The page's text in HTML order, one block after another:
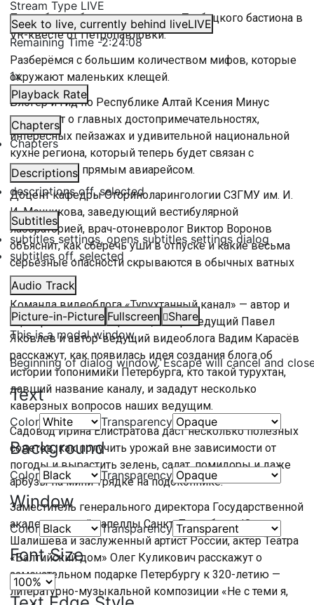
Stream Type LIVE
Seek to live, currently behind liveLIVE
Remaining Time-2:24:08
1x
Playback Rate
Chapters
Chapters
Descriptions
descriptions off, selected
Subtitles
subtitles settings, opens subtitles settings dialog
subtitles off, selected
Audio Track
Picture-in-Picture Fullscreen
Share
This is a modal window.
Beginning of dialog window. Escape will cancel and
Text
Color Transparency
Background
Color Transparency
Window
Color Transparency
Font Size
Попробуем сбежать из тюрьмы Трубецкого бастиона в
VR-квесте от Петропавловки.
Разберёмся с большим количеством мифов, которые
окружают маленьких клещей.
Блогер и гид по Республике Алтай Ксения Минус
расскажет о главных достопримечательностях,
интересных пейзажах и удивительной национальной
кухне региона, который теперь будет связан с
Петербургом прямым авиарейсом.
Доцент кафедры Оториноларингологии СЗГМУ им. И.
И. Мечникова, заведующий вестибулярной
лабораторией, врач-отоневролог Виктор Воронов
объяснит, как сберечь уши в отпуске и какие весьма
серьёзные опасности скрываются в обычных ватных
палочках.
Команда видеоблога «Турухтанный канал» — автор и
сценарист Елена Хацкевич, автор-ведущий Павел
Яковлев и автор-ведущий видеоблога Вадим Карасёв
расскажут, как появилась идея создания блога об
истории топонимики Петербурга, кто такой турухтан,
давший название каналу, и зададут несколько
каверзных вопросов наших ведущим.
Садовод Ирина Елистратова даст несколько полезных
советов, как получить урожай вне зависимости от
погоды и вырастить зелень, салат, помидоры и даже
арбузы на мини-грядке на подоконнике.
Заместитель генерального директора Государственной
академической капеллы Санкт-Петербурга Юлия
Шалишева и заслуженный артист России, актёр Театра
«Балтийский дом» Олег Куликович расскажут о
замечательном подарке Петербургу к 320-летию —
литературно-музыкальной композиции «Не с теми я,